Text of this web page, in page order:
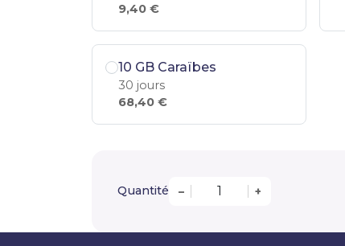
9,40 €
10 GB Caraïbes
30 jours
68,40 €
Quantité – +